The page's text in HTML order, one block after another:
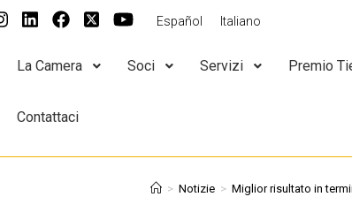
Español Italiano
La Camera Soci Servizi Premio
Contattaci
> Notizie > Miglior risultato in